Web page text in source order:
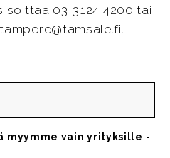
soittaa 03-3124 4200 tai
myymme vain yrityksille -